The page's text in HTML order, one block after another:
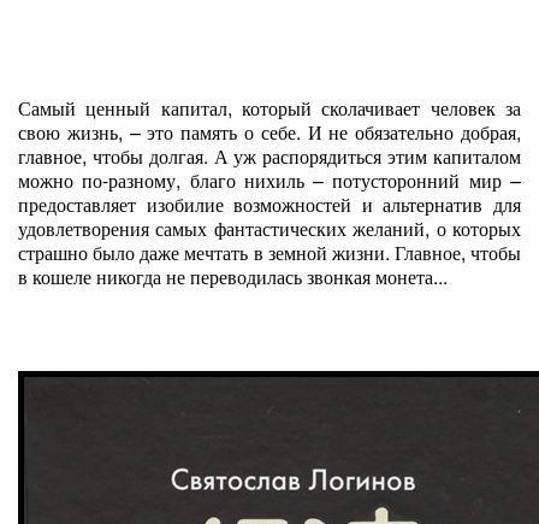
Самый ценный капитал, который сколачивает человек за
свою жизнь, – это память о себе. И не обязательно добрая,
главное, чтобы долгая. А уж распорядиться этим капиталом
можно по-разному, благо нихиль – потусторонний мир –
предоставляет изобилие возможностей и альтернатив для
удовлетворения самых фантастических желаний, о которых
страшно было даже мечтать в земной жизни. Главное, чтобы
в кошеле никогда не переводилась звонкая монета...